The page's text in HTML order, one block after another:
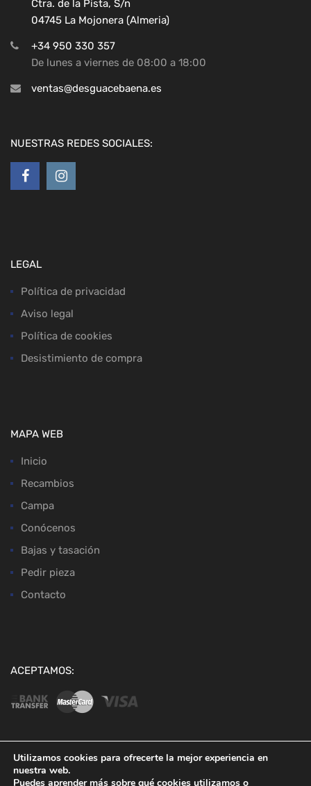
Ctra. de la Pista, S/n
04745 La Mojonera (Almeria)
+34 950 330 357
De lunes a viernes de 08:00 a 18:00
ventas@desguacebaena.es
NUESTRAS REDES SOCIALES:
LEGAL
Política de privacidad
Aviso legal
Política de cookies
Desistimiento de compra
MAPA WEB
Inicio
Recambios
Campa
Conócenos
Bajas y tasación
Pedir pieza
Contacto
ACEPTAMOS:
Utilizamos cookies para ofrecerte la mejor experiencia en
nuestra web.
Puedes aprender más sobre qué cookies utilizamos o